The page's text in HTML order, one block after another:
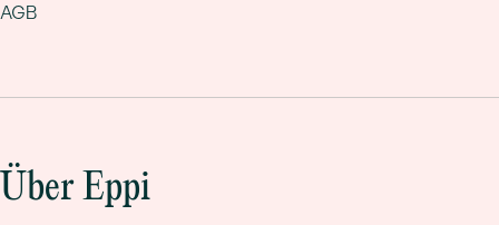
AGB
Über Eppi